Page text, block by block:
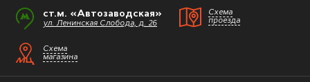
ст.м. «Автозаводская»
ул. Ленинская Слобода, д. 26
Схема
проезда
Схема
магазина